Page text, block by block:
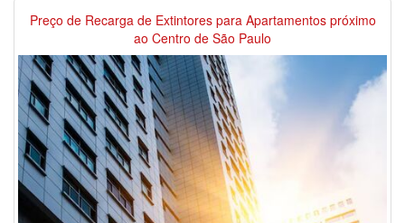
Preço de Recarga de Extintores para Apartamentos próximo
ao Centro de São Paulo